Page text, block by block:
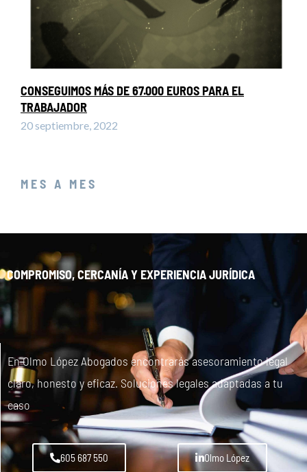
CONSEGUIMOS MÁS DE 67.000 EUROS PARA EL
TRABAJADOR
20 septiembre, 2022
MES A MES
COMPROMISO, CERCANÍA Y EXPERIENCIA JURÍDICA
En Olmo López Abogados encontrarás asesoramiento legal
claro, honesto y eficaz. Soluciones legales adaptadas a tu
caso
605 687 550 Olmo López